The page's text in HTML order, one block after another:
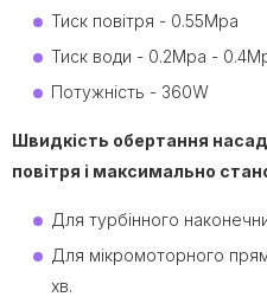
Тиск повітря - 0.55Mpa
Тиск води - 0.2Mpa -
Потужність - 360W
Швидкість обертання
повітря і максимально
Для турбінного
Для мікромоторного
хв.